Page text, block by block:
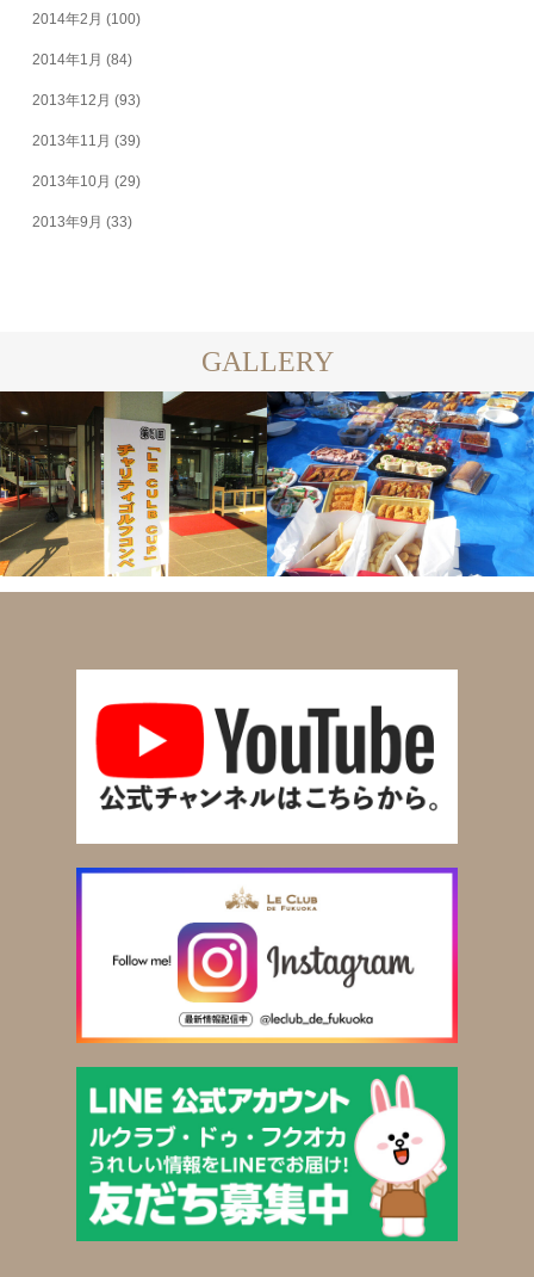
2014年2月 (100)
2014年1月 (84)
2013年12月 (93)
2013年11月 (39)
2013年10月 (29)
2013年9月 (33)
GALLERY